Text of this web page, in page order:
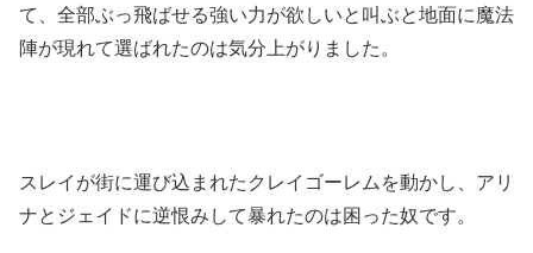
て、全部ぶっ飛ばせる強い力が欲しいと叫ぶと地面に魔法
陣が現れて選ばれたのは気分上がりました。
スレイが街に運び込まれたクレイゴーレムを動かし、アリ
ナとジェイドに逆恨みして暴れたのは困った奴です。